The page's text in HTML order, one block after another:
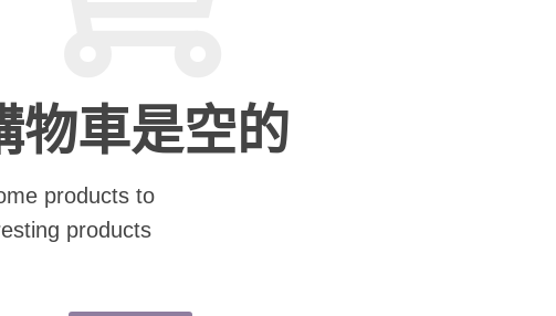
物車是空的
products to
products